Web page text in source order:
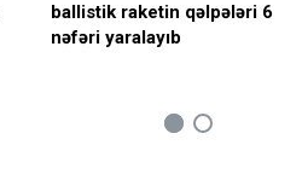
ballistik raketin qəlpələri 6
nəfəri yaralayıb